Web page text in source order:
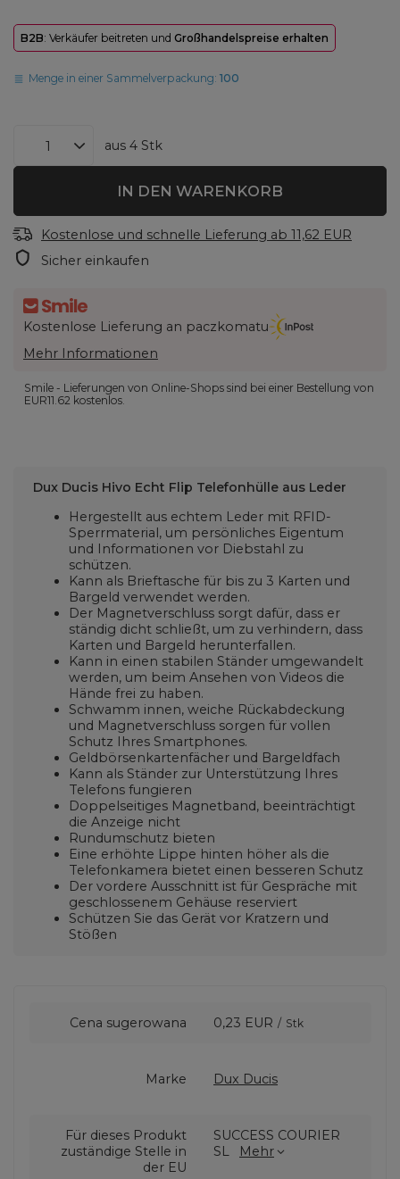
B2B: Verkäufer beitreten und Großhandelspreise erhalten
Menge in einer Sammelverpackung:100
aus 4 Stk
IN DEN WARENKORB
Kostenlose und schnelle Lieferung ab 11,62 EUR
Sicher einkaufen
Kostenlose Lieferung an paczkomatu
Mehr Informationen
Smile - Lieferungen von Online-Shops sind bei einer Bestellung von
EUR11.62 kostenlos.
Dux Ducis Hivo Echt Flip Telefonhülle aus Leder
Hergestellt aus echtem Leder mit RFID-
Sperrmaterial, um persönliches Eigentum
und Informationen vor Diebstahl zu
schützen.
Kann als Brieftasche für bis zu 3 Karten und
Bargeld verwendet werden.
Der Magnetverschluss sorgt dafür, dass er
ständig dicht schließt, um zu verhindern, dass
Karten und Bargeld herunterfallen.
Kann in einen stabilen Ständer umgewandelt
werden, um beim Ansehen von Videos die
Hände frei zu haben.
Schwamm innen, weiche Rückabdeckung
und Magnetverschluss sorgen für vollen
Schutz Ihres Smartphones.
Geldbörsenkartenfächer und Bargeldfach
Kann als Ständer zur Unterstützung Ihres
Telefons fungieren
Doppelseitiges Magnetband, beeinträchtigt
die Anzeige nicht
Rundumschutz bieten
Eine erhöhte Lippe hinten höher als die
Telefonkamera bietet einen besseren Schutz
Der vordere Ausschnitt ist für Gespräche mit
geschlossenem Gehäuse reserviert
Schützen Sie das Gerät vor Kratzern und
Stößen
Cena sugerowana 0,23 EUR / Stk
Marke Dux Ducis
Für dieses Produkt
zuständige Stelle in
der EU
SUCCESS COURIER
SL
Mehr